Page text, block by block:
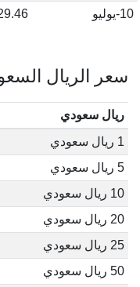
10-يوليو
29.46 ليرة
سعر الريال
ريال سعودي
1 ريال سعودي
5 ريال سعودي
10 ريال سعودي
20 ريال سعودي
25 ريال سعودي
50 ريال سعودي